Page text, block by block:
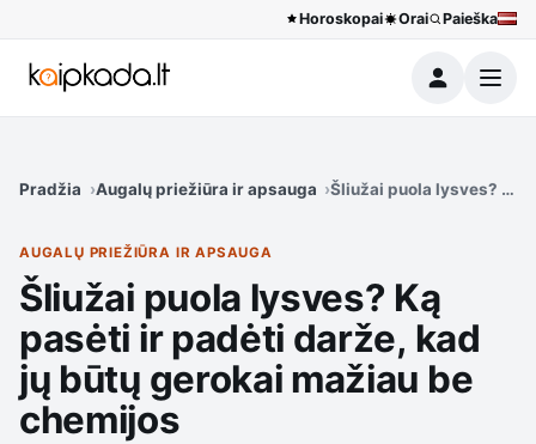
Horoskopai Orai Paieška
Meniu
Pradžia Augalų priežiūra ir apsauga Šliužai puola lysves? Ką
AUGALŲ PRIEŽIŪRA IR APSAUGA
Šliužai puola lysves? Ką
pasėti ir padėti darže, kad
jų būtų gerokai mažiau be
chemijos